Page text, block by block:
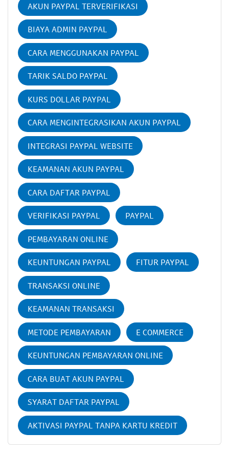
AKUN PAYPAL TERVERIFIKASI
BIAYA ADMIN PAYPAL
CARA MENGGUNAKAN PAYPAL
TARIK SALDO PAYPAL
KURS DOLLAR PAYPAL
CARA MENGINTEGRASIKAN AKUN PAYPAL
INTEGRASI PAYPAL WEBSITE
KEAMANAN AKUN PAYPAL
CARA DAFTAR PAYPAL
VERIFIKASI PAYPAL PAYPAL
PEMBAYARAN ONLINE
KEUNTUNGAN PAYPAL FITUR PAYPAL
TRANSAKSI ONLINE
KEAMANAN TRANSAKSI
METODE PEMBAYARAN E COMMERCE
KEUNTUNGAN PEMBAYARAN ONLINE
CARA BUAT AKUN PAYPAL
SYARAT DAFTAR PAYPAL
AKTIVASI PAYPAL TANPA KARTU KREDIT